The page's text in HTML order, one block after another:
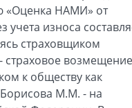
«Оценка НАМИ» от
износа
страховщиком
страховое
к обществу как
М.М. - на